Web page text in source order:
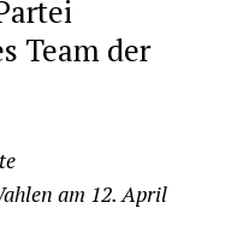
Team der
am 12. April